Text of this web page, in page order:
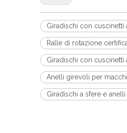
Giradischi con cuscinetti
Ralle di rotazione
Giradischi con cuscinetti
Anelli girevoli per
Giradischi a sfere e